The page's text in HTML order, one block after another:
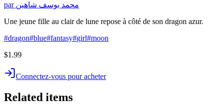
par محمد يوسف شاهين
Une jeune fille au clair de lune repose à côté de son dragon azur.
#dragon#blue#fantasy#girl#moon
$1.99
Connectez-vous pour acheter
Related items